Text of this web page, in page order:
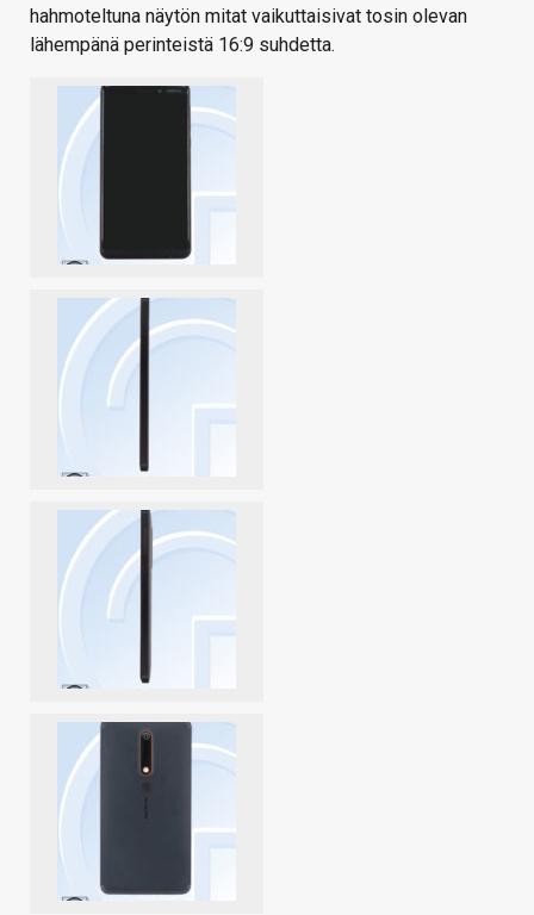
hahmoteltuna näytön mitat vaikuttaisivat tosin olevan
lähempänä perinteistä 16:9 suhdetta.